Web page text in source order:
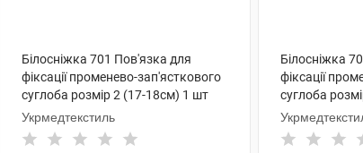
Білосніжка 701 Пов'язка для
фіксації променево-зап'ясткового
суглоба розмір 2 (17-18см) 1 шт
Укрмедтекстиль
Білосніжка
фіксації
суглоба